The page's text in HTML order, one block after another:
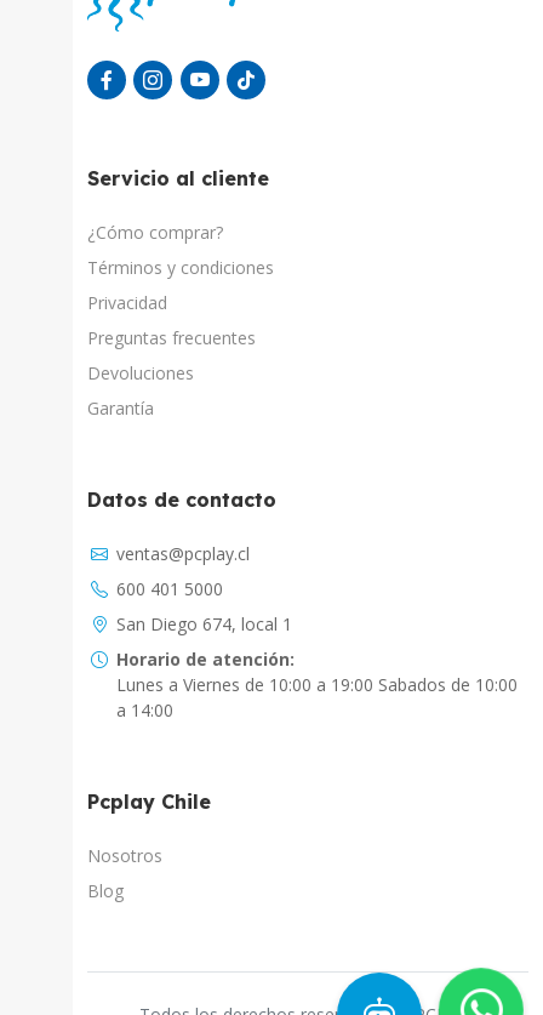
Servicio al cliente
¿Cómo comprar?
Términos y condiciones
Privacidad
Preguntas frecuentes
Devoluciones
Garantía
Datos de contacto
ventas@pcplay.cl
600 401 5000
San Diego 674, local 1
Horario de atención:
Lunes a Viernes de 10:00 a 19:00 Sabados de 10:00
a 14:00
Pcplay Chile
Nosotros
Blog
Chat con IA
PcPlay Santiago / Web
Hola soy Freddy, en que puedo ayudarte...
PcPlay Santiago / Tienda
PCPlay Osorno